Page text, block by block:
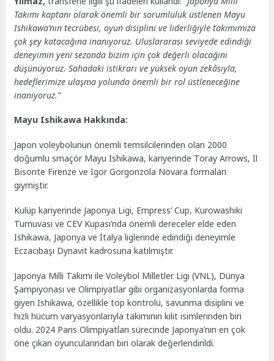
Takımı kaptanı olarak önemli bir sorumluluk üstlenen Mayu
Ishikawa’nın tecrübesi, oyun disiplini ve liderliğiyle takımımıza
çok şey katacağına inanıyoruz. Uluslararası seviyede edindiği
deneyimin yeni sezonda bizim için çok değerli olacağını
düşünüyoruz. Sahadaki istikrarı ve yüksek oyun zekâsıyla,
hedeflerimize ulaşma yolunda önemli bir rol üstleneceğine
inanıyoruz.”
Mayu Ishikawa Hakkında:
Japon voleybolunun önemli temsilcilerinden olan 2000
doğumlu smaçör Mayu Ishikawa, kariyerinde Toray Arrows, Il
Bisonte Firenze ve Igor Gorgonzola Novara formaları
giymiştir.
Kulüp kariyerinde Japonya Ligi, Empress’ Cup, Kurowashiki
Turnuvası ve CEV Kupası’nda önemli dereceler elde eden
Ishikawa, Japonya ve İtalya liglerinde edindiği deneyimle
Eczacıbaşı Dynavit kadrosuna katılmıştır.
Japonya Milli Takımı ile Voleybol Milletler Ligi (VNL), Dünya
Şampiyonası ve Olimpiyatlar gibi organizasyonlarda forma
giyen Ishikawa, özellikle top kontrolü, savunma disiplini ve
hızlı hücum varyasyonlarıyla takımının kilit isimlerinden biri
oldu. 2024 Paris Olimpiyatları sürecinde Japonya’nın en çok
öne çıkan oyuncularından biri olarak değerlendirildi.